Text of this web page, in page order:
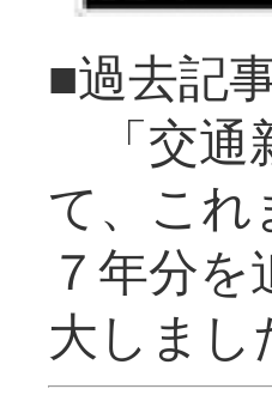
■過去記
「交通
て、これ
７年分
大し